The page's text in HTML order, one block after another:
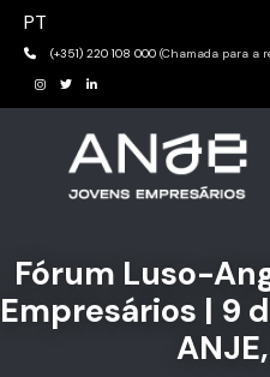
PT
(+351) 220 108 000 (Chamada para a
Fórum Luso-
Empresários | 9